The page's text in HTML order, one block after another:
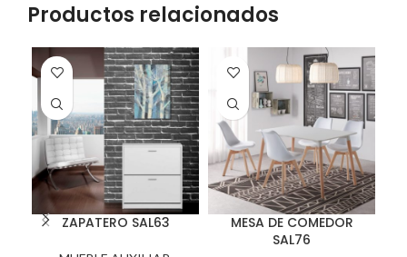
Productos relacionados
ZAPATERO SAL63
MESA DE COMEDOR
SAL76